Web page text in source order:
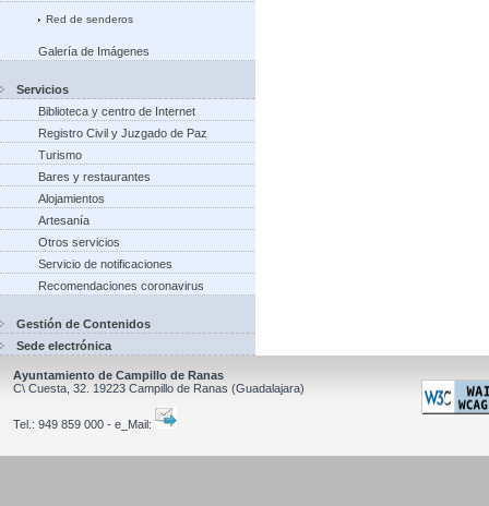
Red de senderos
Galería de Imágenes
Servicios
Biblioteca y centro de Internet
Registro Civil y Juzgado de Paz
Turismo
Bares y restaurantes
Alojamientos
Artesanía
Otros servicios
Servicio de notificaciones
Recomendaciones coronavirus
Gestión de Contenidos
Sede electrónica
Ayuntamiento de Campillo de Ranas
C\ Cuesta, 32. 19223 Campillo de Ranas (Guadalajara)
Tel.: 949 859 000 - e_Mail: